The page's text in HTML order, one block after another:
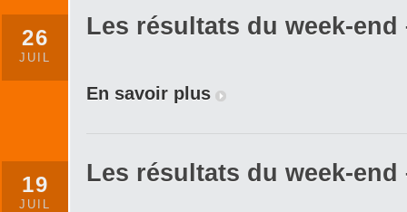
26
JUIL
Les résultats du week-end
En savoir plus
19
JUIL
Les résultats du week-end